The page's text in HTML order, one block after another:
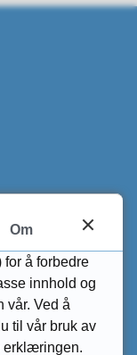
Om
å forbedre
innhold og
vår. Ved å
til vår bruk av
erklæringen.